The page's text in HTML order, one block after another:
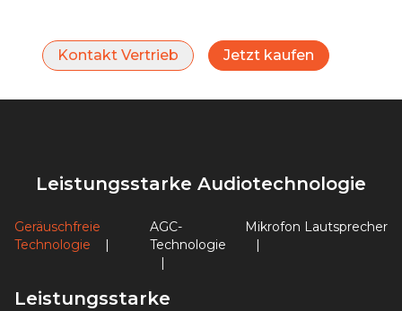
Kontakt Vertrieb Jetzt kaufen
Leistungsstarke Audiotechnologie
Geräuschfreie
Technologie
|
AGC-
Technologie
|
Mikrofon
|
Lautsprecher
Leistungsstarke